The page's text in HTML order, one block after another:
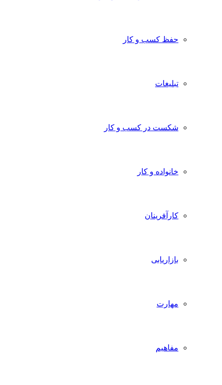
حفظ کسب و کار
تبلیغات
شکست در کسب و کار
خانواده و کار
کارآفرینان
بازاریابی
مهارت
مفاهیم